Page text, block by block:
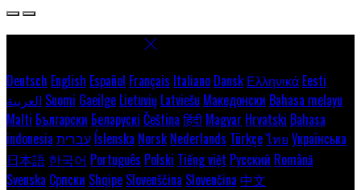
Deutsch English Español Français Italiano Dansk Ελληνικά Eesti
العربية Suomi Gaeilge Lietuvių Latviešu Македонски Bahasa melayu
Malti Български Беларускі Čeština हिंदी Magyar Hrvatski Bahasa
indonesia עברית Íslenska Norsk Nederlands Türkçeไทย Українська
日本語 한국어 Português Polski Tiếng việt Русский Română
Svenska Српски Shqipe Slovenščina Slovenčina 中文